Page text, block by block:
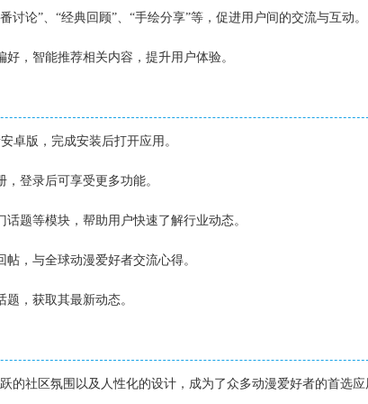
讨论”、“经典回顾”、“手绘分享”等，促进用户间的交流与互动。
，智能推荐相关内容，提升用户体验。
卓版，完成安装后打开应用。
登录后可享受更多功能。
题等模块，帮助用户快速了解行业动态。
，与全球动漫爱好者交流心得。
，获取其最新动态。
的社区氛围以及人性化的设计，成为了众多动漫爱好者的首选